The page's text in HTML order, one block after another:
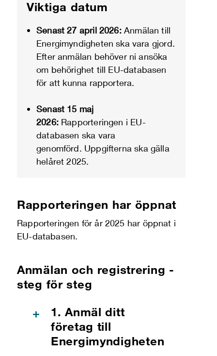
Viktiga datum
Senast 27 april 2026: Anmälan till
Energimyndigheten ska vara gjord.
Efter anmälan behöver ni ansöka
om behörighet till EU-databasen
för att kunna rapportera.
Senast 15 maj
2026: Rapporteringen i EU-
databasen ska vara
genomförd. Uppgifterna ska gälla
helåret 2025.
Rapporteringen har öppnat
Rapporteringen för år 2025 har öppnat i
EU-databasen.
Anmälan och registrering -
steg för steg
+
1. Anmäl ditt
företag till
Energimyndigheten